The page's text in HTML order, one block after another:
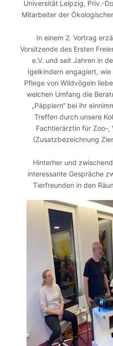
Universität Leipzig, Priv.-
Mitarbeiter der
In einem 2. Vortrag
Vorsitzende des Ersten
e.V. und seit Jahren in
Igelkindern engagiert,
Pflege von Wildvögeln
welchen Umfang die
„Päpplern“ bei ihr
Treffen durch unsere
Fachtierärztin für Zoo-,
(Zusatzbezeichnung
Hinterher und
interessante Gespräche
Tierfreunden in den